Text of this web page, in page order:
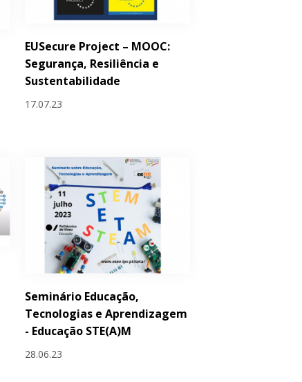
EUSecure Project – MOOC:
Segurança, Resiliência e
Sustentabilidade
17.07.23
Seminário Educação,
Tecnologias e Aprendizagem
- Educação STE(A)M
28.06.23